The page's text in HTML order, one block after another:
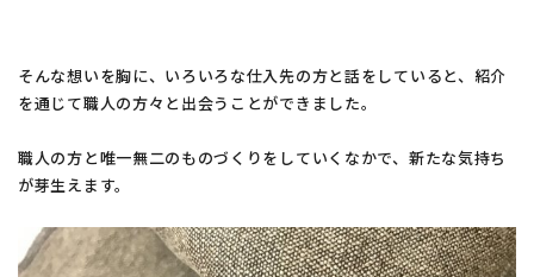
そんな想いを胸に、いろいろな仕入先の方と話をしていると、紹介
を通じて職人の方々と出会うことができました。
職人の方と唯一無二のものづくりをしていくなかで、新たな気持ち
が芽生えます。